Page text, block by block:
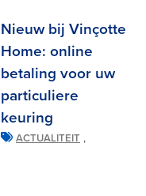
Nieuw bij Vinçotte
Home: online
betaling voor uw
particuliere
keuring
ACTUALITEIT ,